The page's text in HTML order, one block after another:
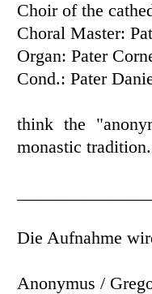
Choir of the
Choral Master:
Organ: Pater
Cond.: Pater
think the
monastic tradition.
Die Aufnahme
Anonymus /